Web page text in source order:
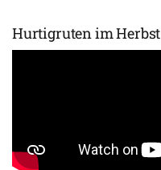
Hurtigruten im Herbst